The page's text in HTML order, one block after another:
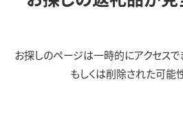
お探しのページは一時的にアクセス
もしくは削除された可能